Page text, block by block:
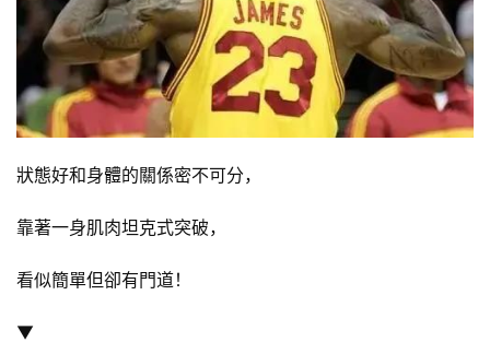
狀態好和身體的關係密不可分，
靠著一身肌肉坦克式突破，
看似簡單但卻有門道！
▼